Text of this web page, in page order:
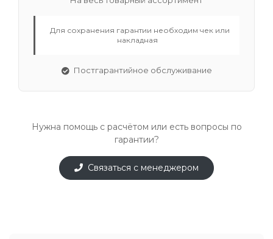
Для сохранения гарантии необходим чек или
накладная
Постгарантийное обслуживание
Нужна помощь с расчётом или есть вопросы по
гарантии?
Связаться с менеджером